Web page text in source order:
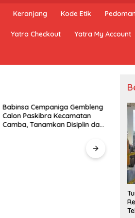
Keranjang Kode Etik
Yatra Checkout Yatra My Account
Babinsa Cempaniga Gembleng
Calon Paskibra Kecamatan
Camba, Tanamkan Disiplin dan